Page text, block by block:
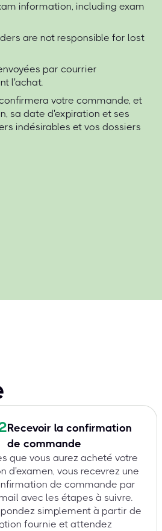
information, including exam
are not responsible for lost
par courrier
l'achat.
votre commande, et
sa date d'expiration et ses
indésirables et vos dossiers
Recevoir la confirmation
de commande
que vous aurez acheté votre
d'examen, vous recevrez une
de commande par
avec les étapes à suivre.
simplement à partir de
fournie et attendez